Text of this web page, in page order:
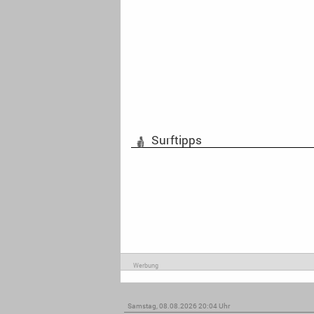
Surftipps
Werbung
Samstag, 08.08.2026 20:04 Uhr